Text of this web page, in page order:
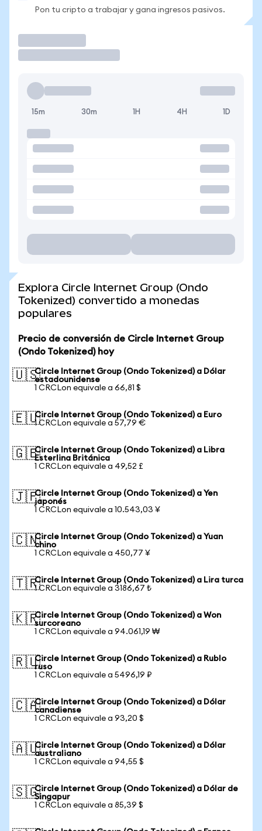
Pon tu cripto a trabajar y gana ingresos pasivos.
15m 30m 1H 4H 1D
Explora Circle Internet Group (Ondo
Tokenized) convertido a monedas
populares
Precio de conversión de Circle Internet Group
(Ondo Tokenized) hoy
🇺🇸Circle Internet Group (Ondo Tokenized) a Dólar
estadounidense
1 CRCLon equivale a 66,81 $
🇪🇺Circle Internet Group (Ondo Tokenized) a Euro
1 CRCLon equivale a 57,79 €
🇬🇧Circle Internet Group (Ondo Tokenized) a Libra
Esterlina Británica
1 CRCLon equivale a 49,52 £
🇯🇵Circle Internet Group (Ondo Tokenized) a Yen
japonés
1 CRCLon equivale a 10.543,03 ¥
🇨🇳Circle Internet Group (Ondo Tokenized) a Yuan
chino
1 CRCLon equivale a 450,77 ¥
🇹🇷Circle Internet Group (Ondo Tokenized) a Lira turca
1 CRCLon equivale a 3186,67 ₺
🇰🇷Circle Internet Group (Ondo Tokenized) a Won
surcoreano
1 CRCLon equivale a 94.061,19 ₩
🇷🇺Circle Internet Group (Ondo Tokenized) a Rublo
ruso
1 CRCLon equivale a 5496,19 ₽
🇨🇦Circle Internet Group (Ondo Tokenized) a Dólar
canadiense
1 CRCLon equivale a 93,20 $
🇦🇺Circle Internet Group (Ondo Tokenized) a Dólar
australiano
1 CRCLon equivale a 94,55 $
🇸🇬Circle Internet Group (Ondo Tokenized) a Dólar de
Singapur
1 CRCLon equivale a 85,39 $